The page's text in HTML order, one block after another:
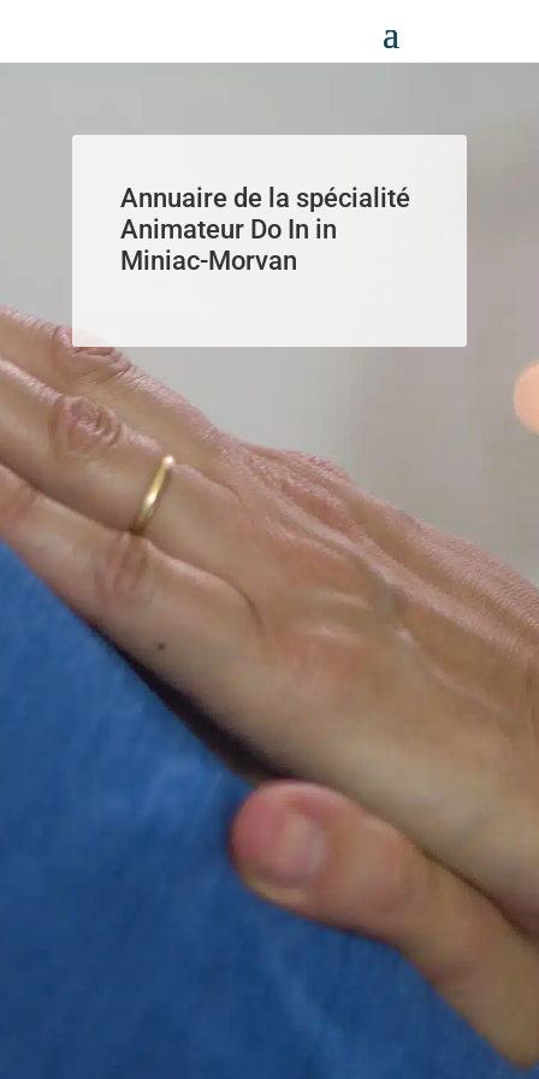
Annuaire de la spécialité
Animateur Do In in
Miniac-Morvan